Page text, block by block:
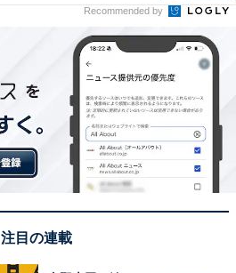
Recommended by
注目の連載